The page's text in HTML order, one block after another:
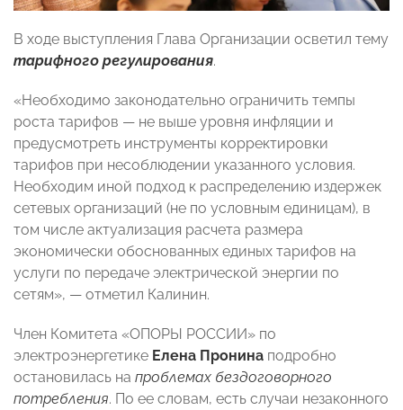
В ходе выступления Глава Организации осветил тему
тарифного регулирования.
«Необходимо законодательно ограничить темпы
роста тарифов — не выше уровня инфляции и
предусмотреть инструменты корректировки
тарифов при несоблюдении указанного условия.
Необходим иной подход к распределению издержек
сетевых организаций (не по условным единицам), в
том числе актуализация расчета размера
экономически обоснованных единых тарифов на
услуги по передаче электрической энергии по
сетям», — отметил Калинин.
Член Комитета «ОПОРЫ РОССИИ» по
электроэнергетике Елена Пронина подробно
остановилась на проблемах бездоговорного
потребления. По ее словам, есть случаи незаконного